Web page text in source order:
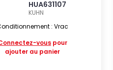
HUA631107
KUHN
: Vrac
vouspour
ajouter au panier